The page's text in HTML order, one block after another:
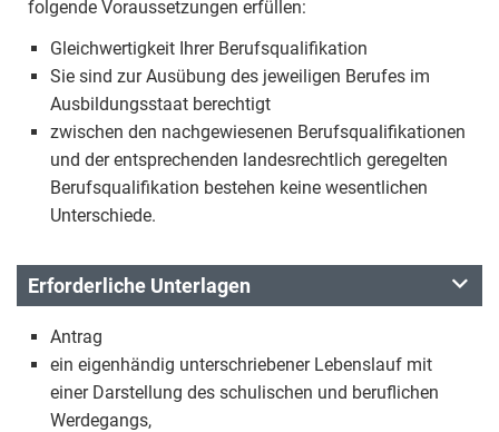
folgende Voraussetzungen erfüllen:
Gleichwertigkeit Ihrer Berufsqualifikation
Sie sind zur Ausübung des jeweiligen Berufes im
Ausbildungsstaat berechtigt
zwischen den nachgewiesenen Berufsqualifikationen
und der entsprechenden landesrechtlich geregelten
Berufsqualifikation bestehen keine wesentlichen
Unterschiede.
Erforderliche Unterlagen
Antrag
ein eigenhändig unterschriebener Lebenslauf mit
einer Darstellung des schulischen und beruflichen
Werdegangs,